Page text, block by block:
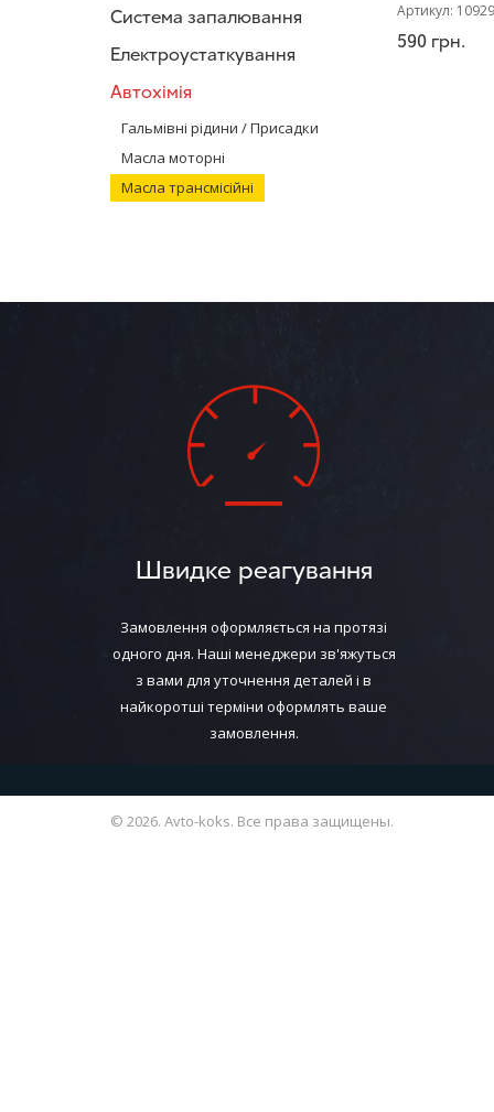
Система запалювання
Електроустаткування
Автохімія
Гальмівні рідини / Присадки
Масла моторні
Масла трансмісійні
Артикул:
590 грн.
Швидке реагування
Замовлення оформляється на протязі
одного дня. Наші менеджери зв'яжуться
з вами для уточнення деталей і в
найкоротші терміни оформлять ваше
замовлення.
© 2026. Avto-koks. Все права защищены.